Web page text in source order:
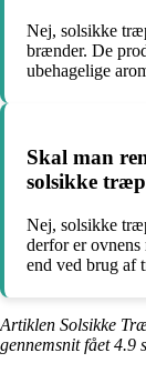
Nej, solsikke
brænder. De
ubehagelige
Skal man
solsikke
Nej, solsikke
derfor er
end ved brug af
Artiklen Solsikke
gennemsnit fået4.9